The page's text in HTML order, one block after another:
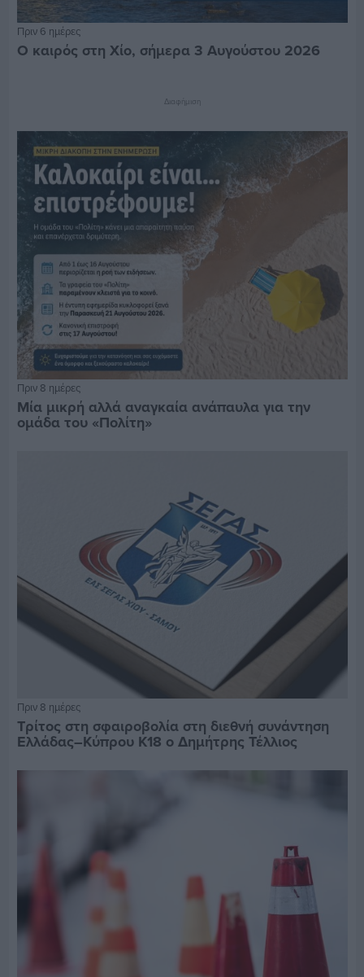
Πριν 6 ημέρες
Ο καιρός στη Χίο, σήμερα 3 Αυγούστου 2026
Διαφήμιση
Πριν 8 ημέρες
Μία μικρή αλλά αναγκαία ανάπαυλα για την
ομάδα του «Πολίτη»
Πριν 8 ημέρες
Τρίτος στη σφαιροβολία στη διεθνή συνάντηση
Ελλάδας–Κύπρου Κ18 ο Δημήτρης Τέλλιος